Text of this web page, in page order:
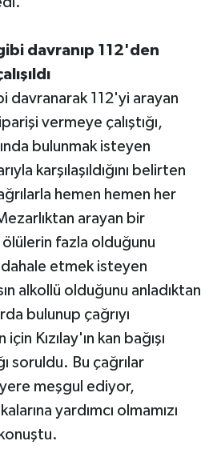
davranıp 112'den
davranarak 112'yi arayan
vermeye çalıştığı,
bulunmak isteyen
karşılaşıldığını belirten
hemen hemen her
arayan bir
fazla olduğunu
etmek isteyen
alkollü olduğunu anladıktan
bulunup çağrıyı
Kızılay'ın kan bağışı
soruldu. Bu çağrılar
yere meşgul ediyor,
yardımcı olmamızı